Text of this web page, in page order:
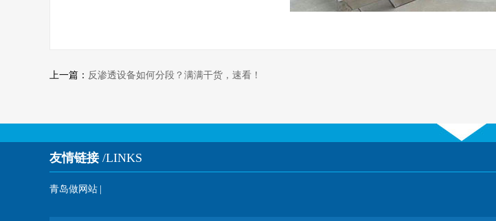
上一篇： 反渗透设备如何分段？满满干货，速看！
友情链接 /LINKS
青岛做网站